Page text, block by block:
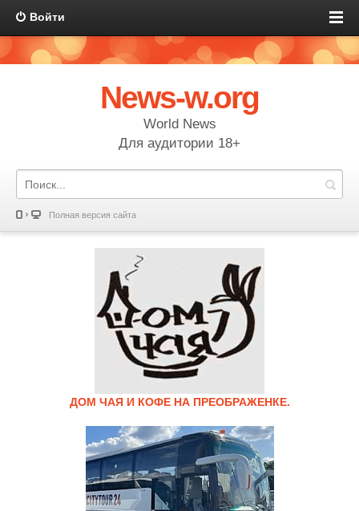
Войти
News-w.org
World News
Для аудитории 18+
Полная версия сайта
ДОМ ЧАЯ И КОФЕ НА ПРЕОБРАЖЕНКЕ.